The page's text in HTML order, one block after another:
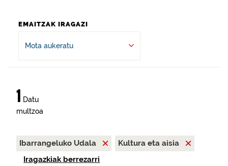
EMAITZAK IRAGAZI
Mota aukeratu
1 Datu
multzoa
Ibarrangeluko Udala
Kultura eta aisia
Iragazkiak berrezarri